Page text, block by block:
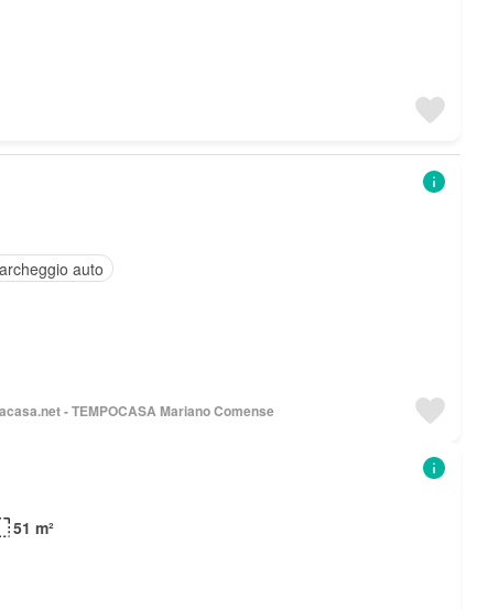
auto
- TEMPOCASA Mariano Comense
51 m²